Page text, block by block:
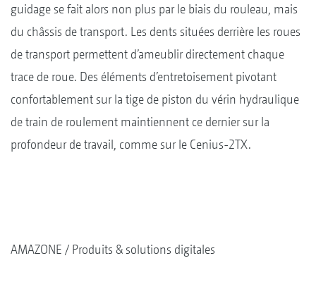
guidage se fait alors non plus par le biais du rouleau, mais
du châssis de transport. Les dents situées derrière les roues
de transport permettent d’ameublir directement chaque
trace de roue. Des éléments d’entretoisement pivotant
confortablement sur la tige de piston du vérin hydraulique
de train de roulement maintiennent ce dernier sur la
profondeur de travail, comme sur le Cenius-2TX.
AMAZONE Produits & solutions digitales